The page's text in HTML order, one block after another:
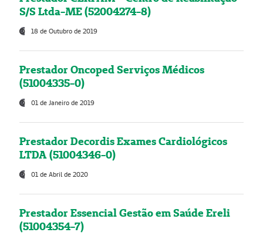
S/S Ltda-ME (52004274-8)
18 de Outubro de 2019
Prestador Oncoped Serviços Médicos
(51004335-0)
01 de Janeiro de 2019
Prestador Decordis Exames Cardiológicos
LTDA (51004346-0)
01 de Abril de 2020
Prestador Essencial Gestão em Saúde Ereli
(51004354-7)